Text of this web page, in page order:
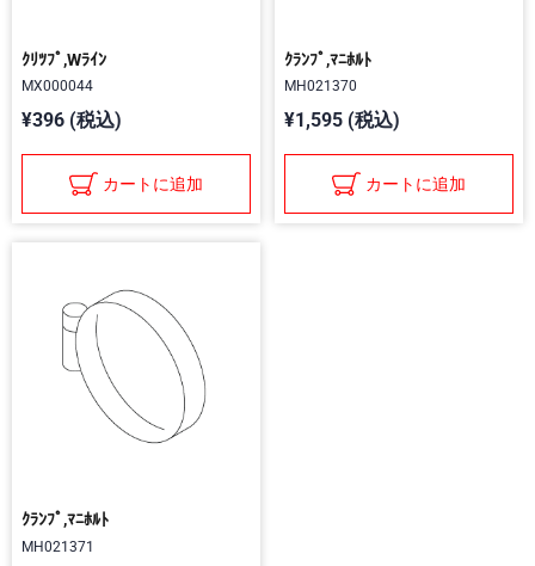
ｸﾘﾂﾌﾟ,Wﾗｲﾝ
MX000044
¥396 (税込)
カートに追加
ｸﾗﾝﾌﾟ,ﾏﾆﾎﾙﾄ
MH021370
¥1,595 (税込)
カートに追加
ｸﾗﾝﾌﾟ,ﾏﾆﾎﾙﾄ
MH021371